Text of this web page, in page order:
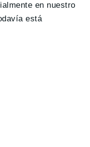
en nuestro
está